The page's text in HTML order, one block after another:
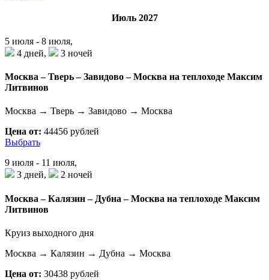
Июль 2027
5 июля - 8 июля,
4 дней,
3 ночей
Москва – Тверь – Завидово – Москва на теплоходе Максим
Литвинов
Москва → Тверь → Завидово → Москва
Цена от: 44456 рублей
Выбрать
9 июля - 11 июля,
3 дней,
2 ночей
Москва – Калязин – Дубна – Москва на теплоходе Максим
Литвинов
Круиз выходного дня
Москва → Калязин → Дубна → Москва
Цена от: 30438 рублей